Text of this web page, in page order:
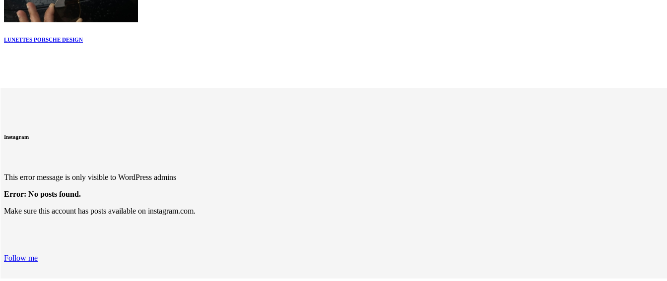
LUNETTES PORSCHE DESIGN
Instagram
This error message is only visible to WordPress admins
Error: No posts found.
Make sure this account has posts available on instagram.com.
Follow me